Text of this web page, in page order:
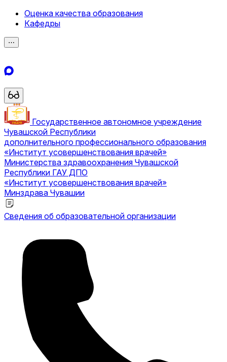
Оценка качества образования
Кафедры
⋯
Государственное автономное учреждение
Чувашской Республики
дополнительного профессионального образования
«Институт усовершенствования врачей»
Министерства здравоохранения Чувашской
Республики ГАУ ДПО
«Институт усовершенствования врачей»
Минздрава Чувашии
Сведения об образовательной организации